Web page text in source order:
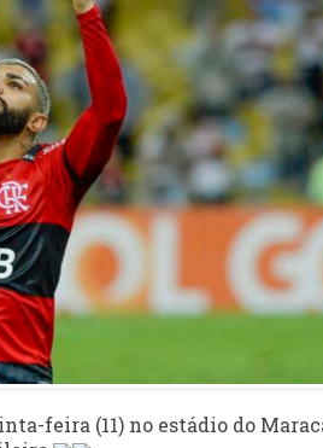
feira (11) no estádio do